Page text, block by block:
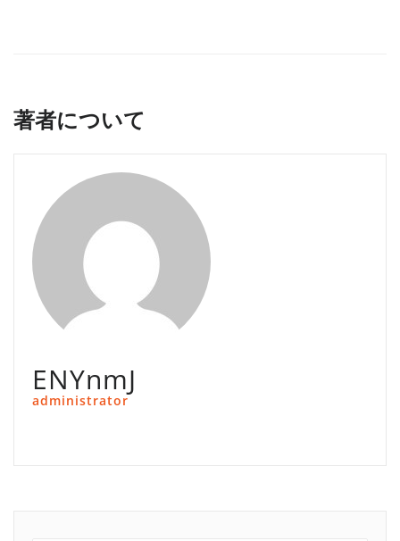
著者について
ENYnmJ
administrator